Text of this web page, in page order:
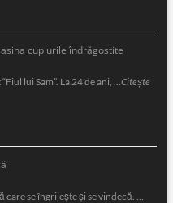
cuplurile îndrăgostite
lui Sam”. La 24 de ani, … Citește
care se îngrijeşte şi se vindecă. …